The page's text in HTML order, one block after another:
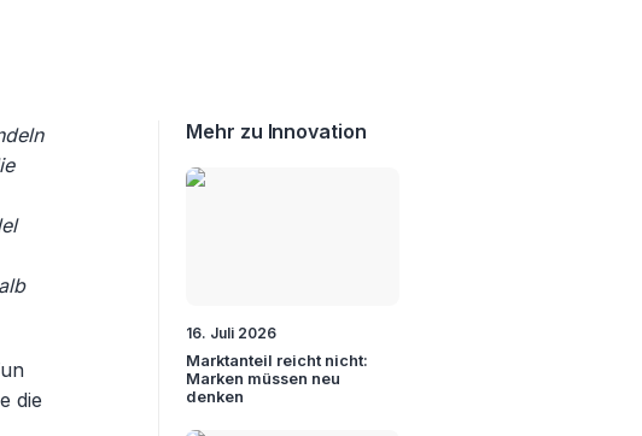
die
Mehr zu Innovation
16. Juli 2026
Marktanteil reicht nicht:
Marken müssen neu
denken